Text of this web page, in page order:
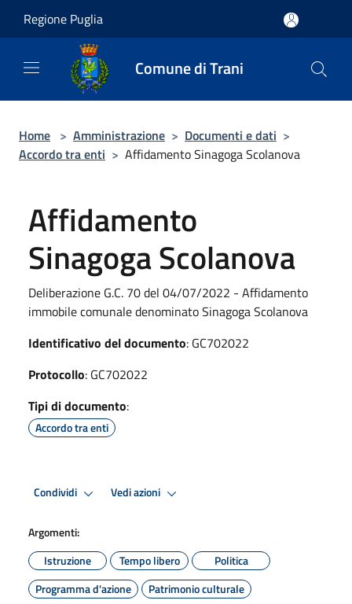
Regione Puglia
Comune di Trani
Home > Amministrazione > Documenti e dati >
Accordo tra enti > Affidamento Sinagoga Scolanova
Affidamento
Sinagoga Scolanova
Deliberazione G.C. 70 del 04/07/2022 - Affidamento
immobile comunale denominato Sinagoga Scolanova
Identificativo del documento: GC702022
Protocollo: GC702022
Tipi di documento:
Accordo tra enti
Condividi Vedi azioni
Argomenti:
Istruzione
Tempo libero
Politica
Programma d'azione
Patrimonio culturale